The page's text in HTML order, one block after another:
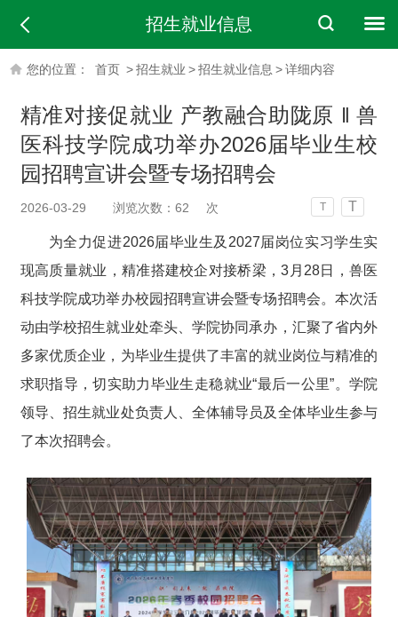
招生就业信息
您的位置： 首页 >招生就业 >招生就业信息 >详细内容
精准对接促就业 产教融合助陇原 ‖ 兽
医科技学院成功举办2026届毕业生校
园招聘宣讲会暨专场招聘会
2026-03-29 浏览次数： 62 次 T T
为全力促进2026届毕业生及2027届岗位实习学生实
现高质量就业，精准搭建校企对接桥梁，3月28日，兽医
科技学院成功举办校园招聘宣讲会暨专场招聘会。本次活
动由学校招生就业处牵头、学院协同承办，汇聚了省内外
多家优质企业，为毕业生提供了丰富的就业岗位与精准的
求职指导，切实助力毕业生走稳就业“最后一公里”。学院
领导、招生就业处负责人、全体辅导员及全体毕业生参与
了本次招聘会。